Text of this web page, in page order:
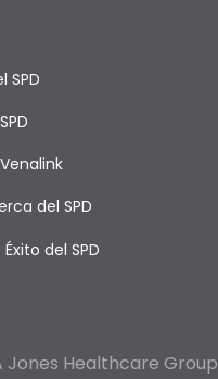
SPD
del SPD
del SPD
Jones Healthcare Group